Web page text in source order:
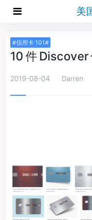
美
#信用卡 101#
10 件 Discover
2019-08-04 Darren